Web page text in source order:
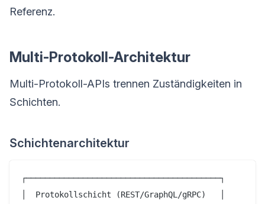
Referenz.
Multi-Protokoll-Architektur
Multi-Protokoll-APIs trennen Zuständigkeiten in
Schichten.
Schichtenarchitektur
┌─────────────────────────────────────────┐
│  Protokollschicht (REST/GraphQL/gRPC)   │